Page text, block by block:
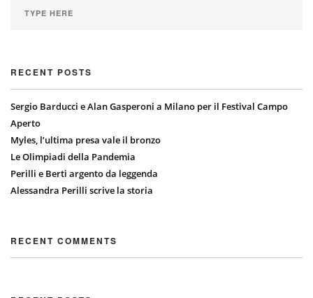
RECENT POSTS
Sergio Barducci e Alan Gasperoni a Milano per il Festival Campo
Aperto
Myles, l’ultima presa vale il bronzo
Le Olimpiadi della Pandemia
Perilli e Berti argento da leggenda
Alessandra Perilli scrive la storia
RECENT COMMENTS